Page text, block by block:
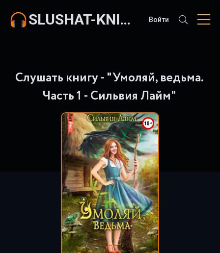
SLUSHAT-KNIGI.COM Войти
Слушать книгу - "Умоляй, ведьма.
Часть 1 - Сильвия Лайм"